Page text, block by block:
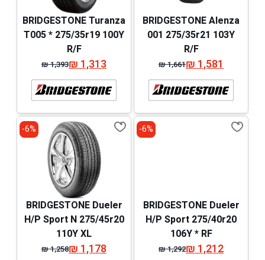
BRIDGESTONE Alenza
001 275/35r21 103Y
R/F
₪1,661
המחיר
המקורי
היה:
₪ 1,661.
₪1,581
המחיר
הנוכחי
הוא:
₪ 1,581.
BRIDGESTONE Turanza
T005 * 275/35r19 100Y
R/F
₪1,393
המחיר
המקורי
היה:
₪ 1,393.
₪1,313
המחיר
הנוכחי
הוא:
₪ 1,313.
6%-
BRIDGESTONE Dueler
H/P Sport 275/40r20
106Y * RF
₪1,292
המחיר ₪1,212
המחיר
6%-
BRIDGESTONE Dueler
H/P Sport N 275/45r20
110Y XL
₪1,258
המחיר ₪1,178
המחיר